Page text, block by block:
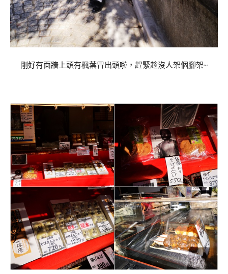
剛好有面牆上頭有楓葉冒出頭啦，趕緊趁沒人架個腳架~